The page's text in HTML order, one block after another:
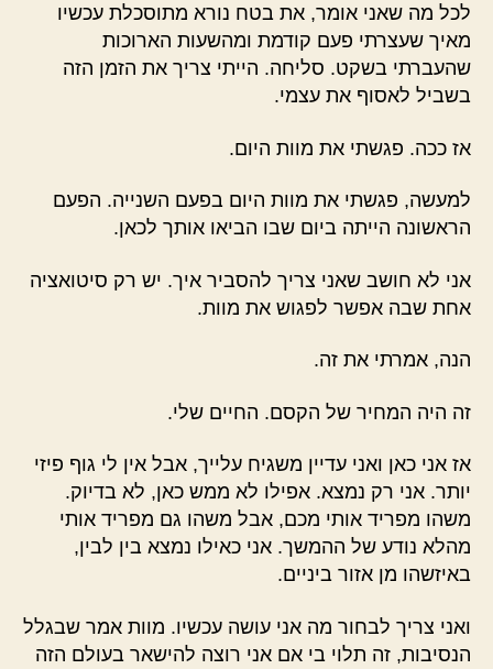
לכל מה שאני אומר, את בטח נורא מתוסכלת עכשיו
מאיך שעצרתי פעם קודמת ומהשעות הארוכות
שהעברתי בשקט. סליחה. הייתי צריך את הזמן הזה
בשביל לאסוף את עצמי.
אז ככה. פגשתי את מוות היום.
למעשה, פגשתי את מוות היום בפעם השנייה. הפעם
הראשונה הייתה ביום שבו הביאו אותך לכאן.
אני לא חושב שאני צריך להסביר איך. יש רק סיטואציה
אחת שבה אפשר לפגוש את מוות.
הנה, אמרתי את זה.
זה היה המחיר של הקסם. החיים שלי.
אז אני כאן ואני עדיין משגיח עלייך, אבל אין לי גוף פיזי
יותר. אני רק נמצא. אפילו לא ממש כאן, לא בדיוק.
משהו מפריד אותי מכם, אבל משהו גם מפריד אותי
מהלא נודע של ההמשך. אני כאילו נמצא בין לבין,
באיזשהו מן אזור ביניים.
ואני צריך לבחור מה אני עושה עכשיו. מוות אמר שבגלל
הנסיבות, זה תלוי בי אם אני רוצה להישאר בעולם הזה